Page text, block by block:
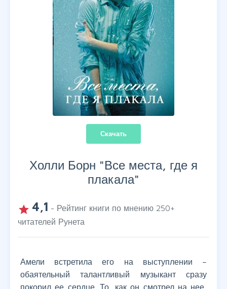
Скачать
Холли Борн "Все места, где я
плакала"
grade 4,1 - Рейтинг книги по мнению 250+
читателей Рунета
Амели встретила его на выступлении –
обаятельный талантливый музыкант сразу
покорил ее сердце. То, как он смотрел на нее,